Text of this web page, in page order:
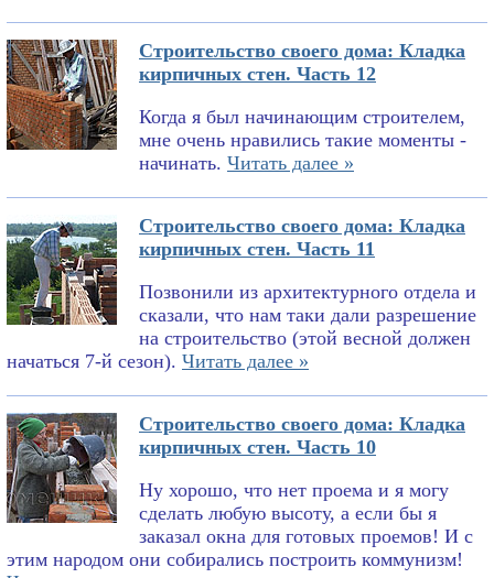
Строительство своего дома: Кладка
кирпичных стен. Часть 12
Когда я был начинающим строителем,
мне очень нравились такие моменты -
начинать. Читать далее »
Строительство своего дома: Кладка
кирпичных стен. Часть 11
Позвонили из архитектурного отдела и
сказали, что нам таки дали разрешение
на строительство (этой весной должен
начаться 7-й сезон). Читать далее »
Строительство своего дома: Кладка
кирпичных стен. Часть 10
Ну хорошо, что нет проема и я могу
сделать любую высоту, а если бы я
заказал окна для готовых проемов! И с
этим народом они собирались построить коммунизм!